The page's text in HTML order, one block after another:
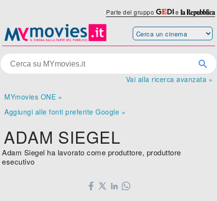
Parte del gruppo e
Vai alla ricerca avanzata »
MYmovies ONE »
Aggiungi alle fonti preferite Google »
ADAM SIEGEL
Adam Siegel ha lavorato come produttore, produttore
esecutivo